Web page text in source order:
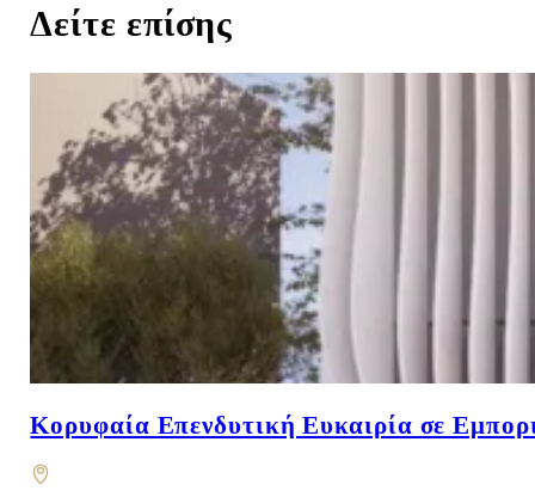
Δείτε επίσης
Κορυφαία Επενδυτική Ευκαιρία σε